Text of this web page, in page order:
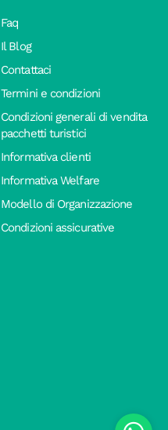
Faq
Il Blog
Contattaci
Termini e condizioni
Condizioni generali di vendita
pacchetti turistici
Informativa clienti
Informativa Welfare
Modello di Organizzazione
Condizioni assicurative